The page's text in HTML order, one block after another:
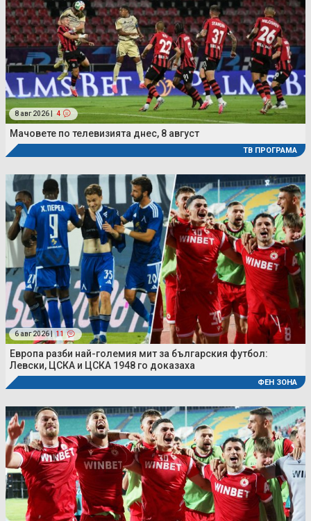
8 авг 2026 | 4
Мачовете по телевизията днес, 8 август
ТВ ПРОГРАМА
6 авг 2026 | 11
Европа разби най-големия мит за българския футбол:
Левски, ЦСКА и ЦСКА 1948 го доказаха
ФЕН ЗОНА